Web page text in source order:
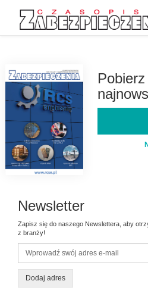
Pobierz
Newsletter
Zapisz się do naszego Newslettera, aby
z branży!
Dodaj adres